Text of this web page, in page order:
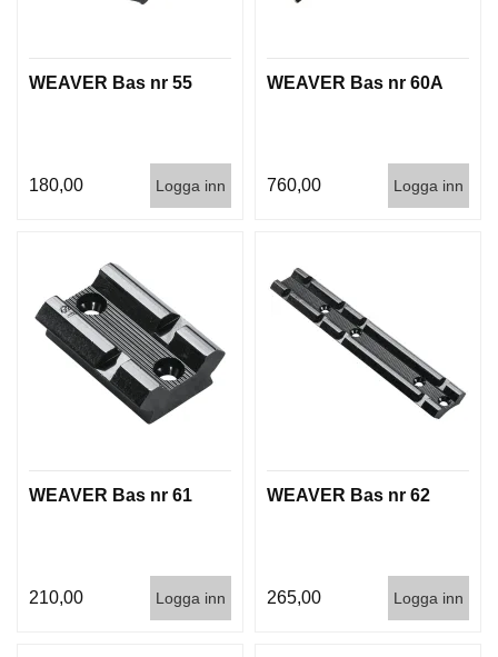
WEAVER Bas nr 55
180,00 Logga inn
WEAVER Bas nr 60A
760,00 Logga inn
WEAVER Bas nr 61
210,00 Logga inn
WEAVER Bas nr 62
265,00 Logga inn